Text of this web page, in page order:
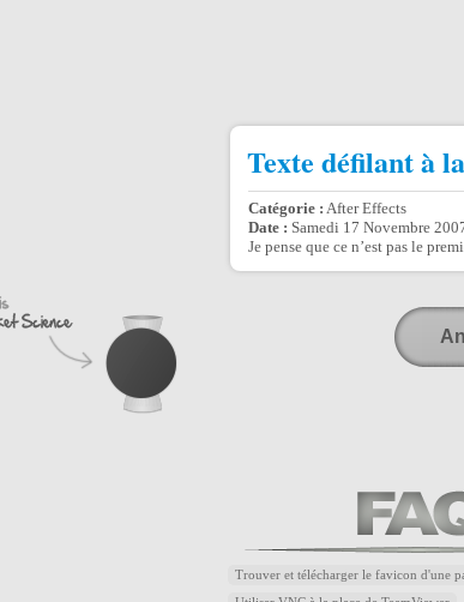
Texte défilant à
Catégorie : After Effects
Date : Samedi 17 Novembre
Je pense que ce n’est pas le
Trouver et télécharger le favicon d'une